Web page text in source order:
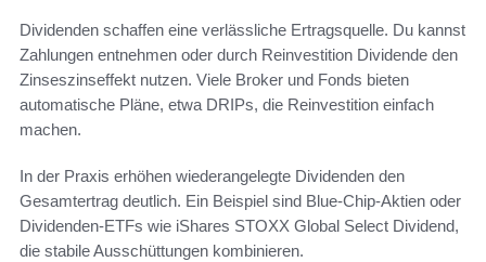
Dividenden schaffen eine verlässliche Ertragsquelle. Du kannst
Zahlungen entnehmen oder durch Reinvestition Dividende den
Zinseszinseffekt nutzen. Viele Broker und Fonds bieten
automatische Pläne, etwa DRIPs, die Reinvestition einfach
machen.
In der Praxis erhöhen wiederangelegte Dividenden den
Gesamtertrag deutlich. Ein Beispiel sind Blue-Chip-Aktien oder
Dividenden-ETFs wie iShares STOXX Global Select Dividend,
die stabile Ausschüttungen kombinieren.